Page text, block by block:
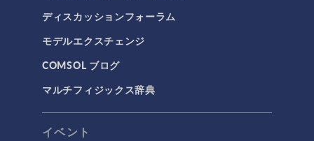
ディスカッションフォーラム
モデルエクスチェンジ
COMSOL ブログ
マルチフィジックス辞典
イベント